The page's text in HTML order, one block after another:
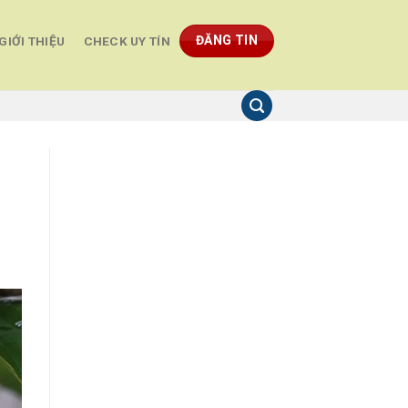
THIỆU CHECK UY TÍN ĐĂNG TIN